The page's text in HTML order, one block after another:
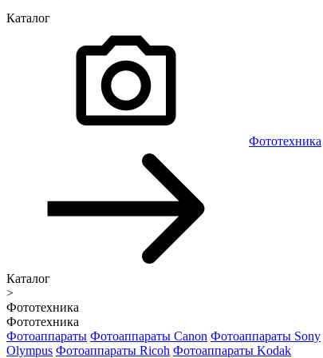
Каталог
Фототехника
Каталог
>
Фототехника
Фототехника
Фотоаппараты Фотоаппараты Canon Фотоаппараты Sony
Olympus Фотоаппараты Ricoh Фотоаппараты Kodak